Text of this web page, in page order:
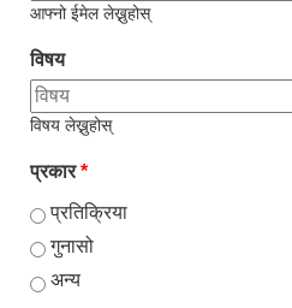
आफ्नो ईमेल लेख्नुहोस्
विषय
विषय लेख्नुहोस्
प्रकार*
प्रतिक्रिया
गुनासो
अन्य